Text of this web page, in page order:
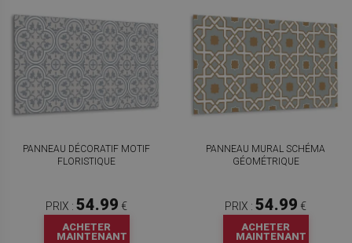
PANNEAU DÉCORATIF MOTIF
FLORISTIQUE
PRIX : 54.99 €
ACHETER
MAINTENANT
PANNEAU MURAL SCHÉMA
GÉOMÉTRIQUE
PRIX : 54.99 €
ACHETER
MAINTENANT